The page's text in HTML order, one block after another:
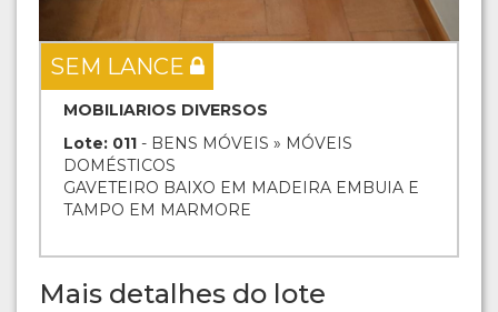
SEM LANCE
MOBILIARIOS DIVERSOS
Lote: 011 - BENS MÓVEIS » MÓVEIS
DOMÉSTICOS
GAVETEIRO BAIXO EM MADEIRA EMBUIA E
TAMPO EM MARMORE
Mais detalhes do lote